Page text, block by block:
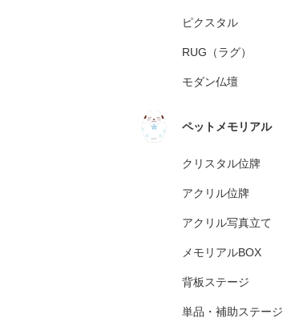
ピクスタル
RUG（ラグ）
モダン仏壇
ペットメモリアル
クリスタル位牌
アクリル位牌
アクリル写真立て
メモリアルBOX
背板ステージ
単品・補助ステージ